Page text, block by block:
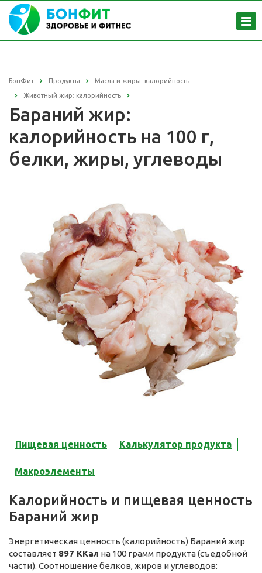
БонФит Продукты Масла и жиры: калорийность
Животный жир: калорийность
Бараний жир:
калорийность на 100 г,
белки, жиры, углеводы
Пищевая ценность Калькулятор продукта
Макроэлементы
Калорийность и пищевая ценность
Бараний жир
Энергетическая ценность (калорийность) Бараний жир
составляет 897 ККал на 100 грамм продукта (съедобной
части). Соотношение белков, жиров и углеводов: